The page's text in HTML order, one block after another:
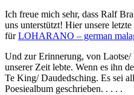
Ich freue mich sehr, dass Ralf
uns unterstützt! Hier unsere
fürLOHARANO – german
Und zur Erinnerung, von
unserer Zeit lebte. Wenn es ihn
Te King/ Daudedsching. Es sei
Poesiealbum geschrieben. . . . .